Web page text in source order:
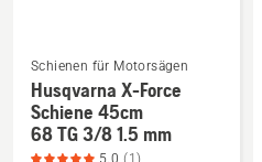
Mehr
Details
zu
Schienen für Motorsägen
Husqvarna X-Force
Schiene 45cm
68 TG 3/8 1.5 mm